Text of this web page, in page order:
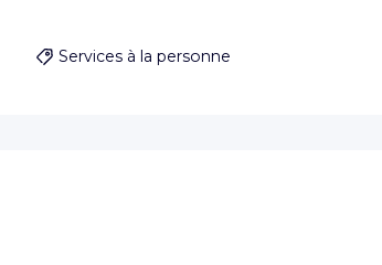
Services à la personne